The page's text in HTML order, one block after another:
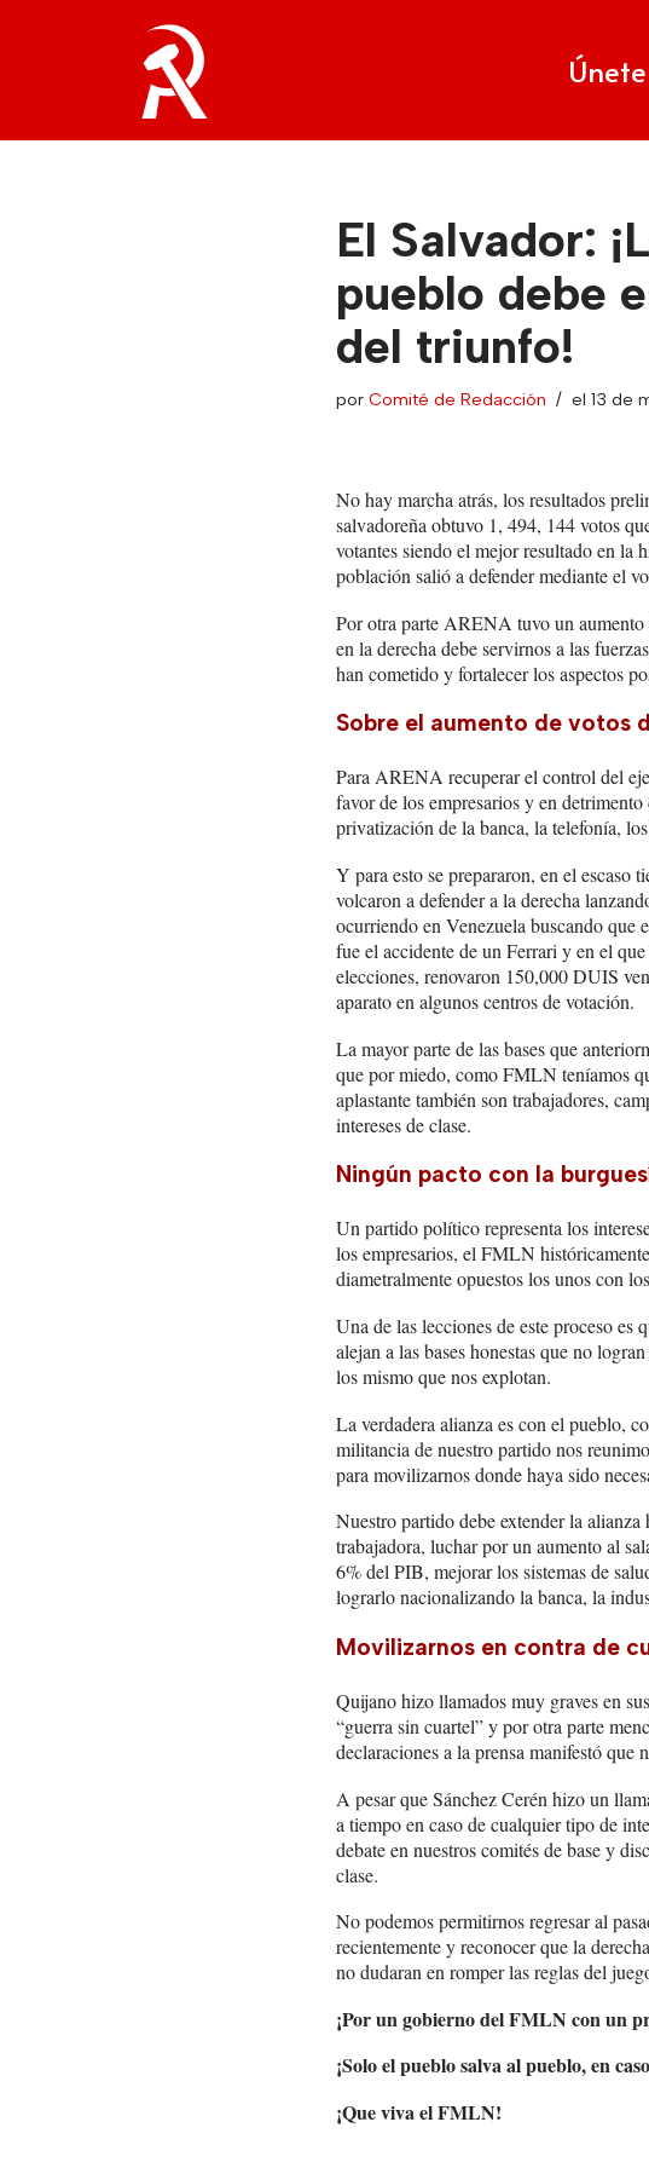
Únete
El Salvador:
pueblo debe
del triunfo!
por Comité de Redacción el 13 de
No hay marcha atrás, los resultados
salvadoreña obtuvo 1, 494, 144 votos
votantes siendo el mejor resultado en la
población salió a defender mediante el
Por otra parte ARENA tuvo un aumento
en la derecha debe servirnos a las
han cometido y fortalecer los aspectos
Sobre el aumento de votos
Para ARENA recuperar el control del
favor de los empresarios y en
privatización de la banca, la telefonía,
Y para esto se prepararon, en el escaso
volcaron a defender a la derecha
ocurriendo en Venezuela buscando que
fue el accidente de un Ferrari y en el
elecciones, renovaron 150,000 DUIS
aparato en algunos centros de votación.
La mayor parte de las bases que
que por miedo, como FMLN teníamos
aplastante también son trabajadores,
intereses de clase.
Ningún pacto con la
Un partido político representa los
los empresarios, el FMLN
diametralmente opuestos los unos con
Una de las lecciones de este proceso
alejan a las bases honestas que no
los mismo que nos explotan.
La verdadera alianza es con el pueblo,
militancia de nuestro partido nos
para movilizarnos donde haya sido
Nuestro partido debe extender la
trabajadora, luchar por un aumento al
6% del PIB, mejorar los sistemas de
lograrlo nacionalizando la banca, la
Movilizarnos en contra de
Quijano hizo llamados muy graves en
“guerra sin cuartel” y por otra parte
declaraciones a la prensa manifestó que
A pesar que Sánchez Cerén hizo un
a tiempo en caso de cualquier tipo de
debate en nuestros comités de base y
clase.
No podemos permitirnos regresar al
recientemente y reconocer que la
no dudaran en romper las reglas del
¡Por un gobierno del FMLN con un
¡Solo el pueblo salva al pueblo, en
¡Que viva el FMLN!